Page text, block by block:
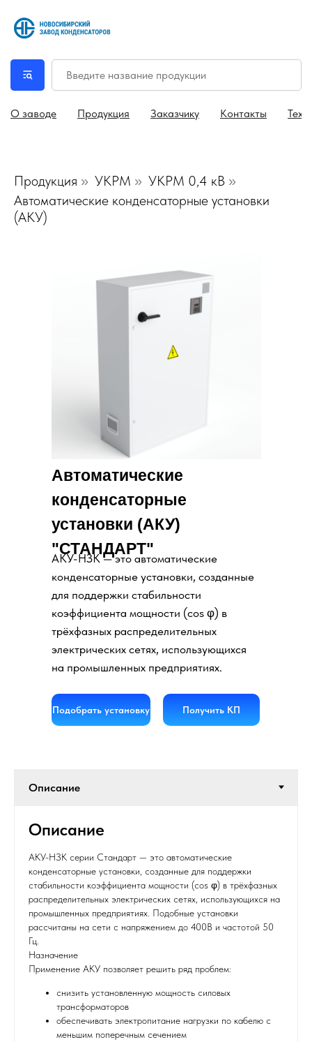
О заводе Продукция Заказчику Контакты
Продукция » УКРМ » УКРМ 0,4 кВ »
Автоматические конденсаторные установки
(АКУ)
Автоматические
конденсаторные
установки (АКУ)
"СТАНДАРТ"
Подобрать установку Получить КП
АКУ-НЗК — это автоматические
конденсаторные установки, созданные
для поддержки стабильности
коэффициента мощности (cos φ) в
трёхфазных распределительных
электрических сетях, использующихся
на промышленных предприятиях.
Описание
АКУ-НЗК серии Стандарт — это автоматические
конденсаторные установки, созданные для поддержки
стабильности коэффициента мощности (cos φ) в трёхфазных
распределительных электрических сетях, использующихся на
промышленных предприятиях. Подобные установки
рассчитаны на сети с напряжением до 400В и частотой 50
Гц.
Назначение
Применение АКУ позволяет решить ряд проблем:
снизить установленную мощность силовых
трансформаторов
обеспечивать электропитание нагрузки по кабелю с
меньшим поперечным сечением